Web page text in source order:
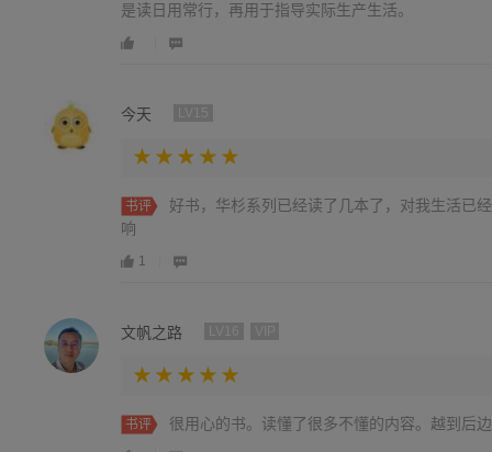
是读日用常行，再用于指导实际生产生活。
今天
书评
好书，华杉系列已经读了几本了，对我生活已
响
1
文帆之路
书评 很用心的书。读懂了很多不懂的内容。越到后